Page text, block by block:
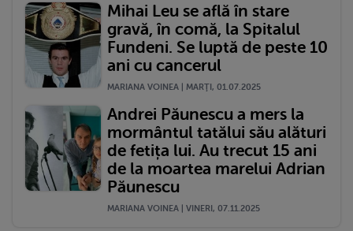
Mihai Leu se află în stare
gravă, în comă, la Spitalul
Fundeni. Se luptă de peste 10
ani cu cancerul
MARIANA VOINEA | MARŢI, 01.07.2025
Andrei Păunescu a mers la
mormântul tatălui său alături
de fetița lui. Au trecut 15 ani
de la moartea marelui Adrian
Păunescu
MARIANA VOINEA | VINERI, 07.11.2025